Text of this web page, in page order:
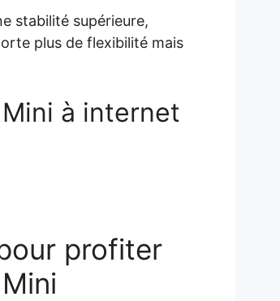
stabilité supérieure,
plus de flexibilité mais
à internet
profiter